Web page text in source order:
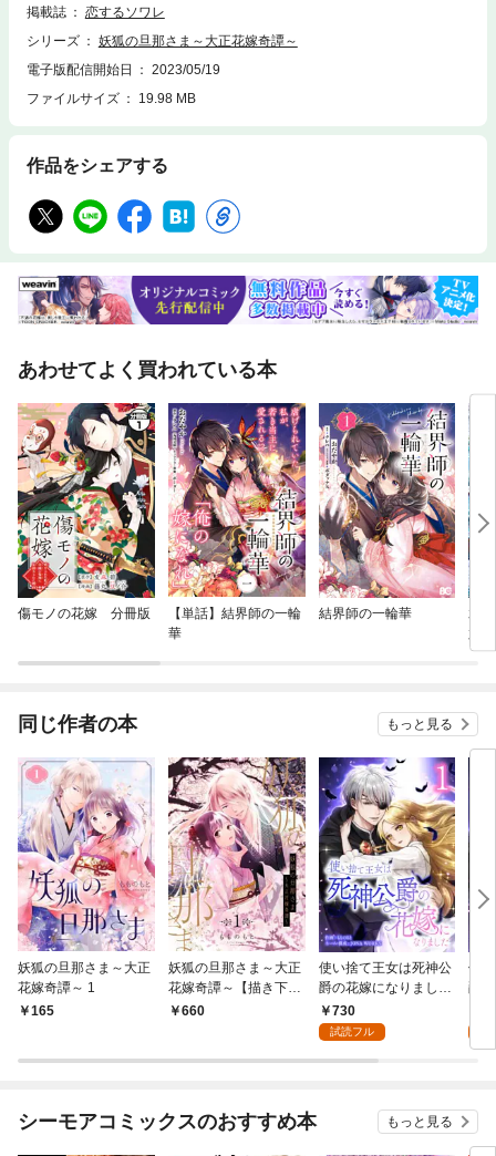
掲載誌
恋するソワレ
シリーズ
妖狐の旦那さま～大正花嫁奇譚～
電子版配信開始日
2023/05/19
ファイルサイズ
19.98 MB
作品をシェアする
あわせてよく買われている本
傷モノの花嫁 分冊版
【単話】結界師の一輪
華
結界師の一輪華
水
六
当
同じ作者の本 もっと見る
妖狐の旦那さま～大正
花嫁奇譚～ 1
165
妖狐の旦那さま～大正
花嫁奇譚～【描き下ろ
しおまけ付き特装版】
660
使い捨て王女は死神公
爵の花嫁になりました
【単行本版】 1巻
730
試読フル
使
爵
シーモアコミックスのおすすめ本 もっと見る